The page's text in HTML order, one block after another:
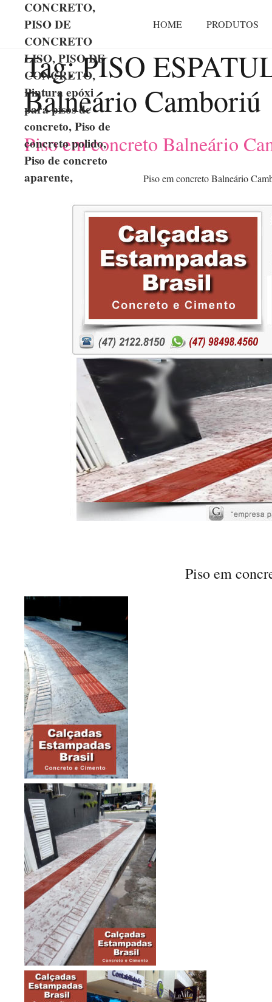
CONCRETO,
PISO DE
CONCRETO
LISO, PISO DE
CONCRETO,
Pintura epóxi
para pisos de
concreto, Piso de
concreto polido,
Piso de concreto
aparente,
HOME PRODUTOS
Tag:PISO
Balneário Camboriú
Piso em concreto Balneário
Piso em concreto Balneário
Piso em